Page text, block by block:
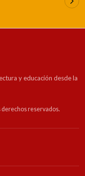
y educación desde la
derechos reservados.